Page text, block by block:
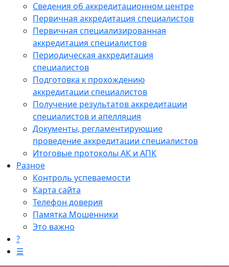
Сведения об аккредитационном центре
Первичная аккредитация специалистов
Первичная специализированная
аккредитация специалистов
Периодическая аккредитация
специалистов
Подготовка к прохождению
аккредитации специалистов
Получение результатов аккредитации
специалистов и апелляция
Документы, регламентирующие
проведение аккредитации специалистов
Итоговые протоколы АК и АПК
Разное
Контроль успеваемости
Карта сайта
Телефон доверия
Памятка Мошенники
Это важно
?
☰